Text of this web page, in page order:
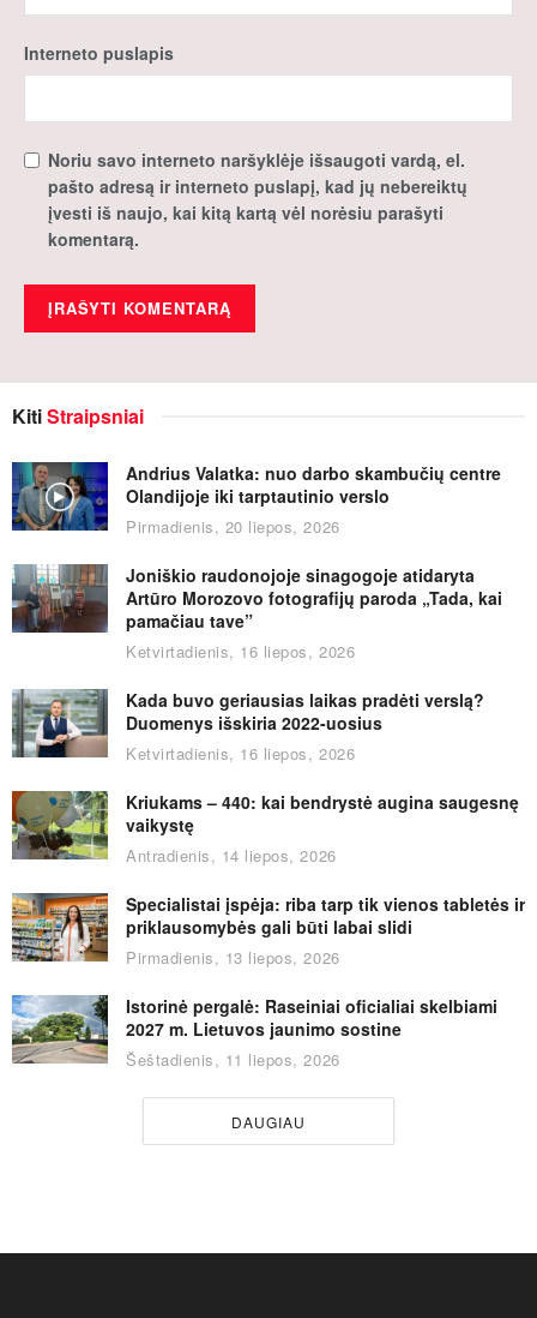
Interneto puslapis
Noriu savo interneto naršyklėje išsaugoti vardą, el.
pašto adresą ir interneto puslapį, kad jų nebereiktų
įvesti iš naujo, kai kitą kartą vėl norėsiu parašyti
komentarą.
KitiStraipsniai
Andrius Valatka: nuo darbo skambučių centre
Olandijoje iki tarptautinio verslo
Pirmadienis, 20 liepos, 2026
Joniškio raudonojoje sinagogoje atidaryta
Artūro Morozovo fotografijų paroda „Tada, kai
pamačiau tave”
Ketvirtadienis, 16 liepos, 2026
Kada buvo geriausias laikas pradėti verslą?
Duomenys išskiria 2022-uosius
Ketvirtadienis, 16 liepos, 2026
Kriukams – 440: kai bendrystė augina saugesnę
vaikystę
Antradienis, 14 liepos, 2026
Specialistai įspėja: riba tarp tik vienos tabletės ir
priklausomybės gali būti labai slidi
Pirmadienis, 13 liepos, 2026
Istorinė pergalė: Raseiniai oficialiai skelbiami
2027 m. Lietuvos jaunimo sostine
Šeštadienis, 11 liepos, 2026
DAUGIAU